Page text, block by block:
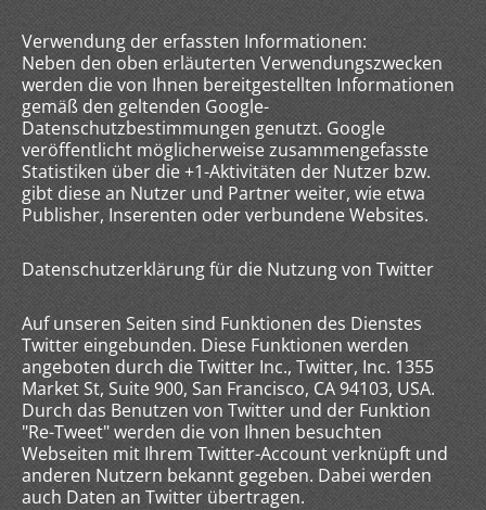
Verwendung der erfassten Informationen:
Neben den oben erläuterten Verwendungszwecken
werden die von Ihnen bereitgestellten Informationen
gemäß den geltenden Google-
Datenschutzbestimmungen genutzt. Google
veröffentlicht möglicherweise zusammengefasste
Statistiken über die +1-Aktivitäten der Nutzer bzw.
gibt diese an Nutzer und Partner weiter, wie etwa
Publisher, Inserenten oder verbundene Websites.
Datenschutzerklärung für die Nutzung von Twitter
Auf unseren Seiten sind Funktionen des Dienstes
Twitter eingebunden. Diese Funktionen werden
angeboten durch die Twitter Inc., Twitter, Inc. 1355
Market St, Suite 900, San Francisco, CA 94103, USA.
Durch das Benutzen von Twitter und der Funktion
"Re-Tweet" werden die von Ihnen besuchten
Webseiten mit Ihrem Twitter-Account verknüpft und
anderen Nutzern bekannt gegeben. Dabei werden
auch Daten an Twitter übertragen.